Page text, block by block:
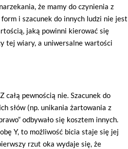
że mamy do czynienia z
i szacunek do innych ludzi nie jest
jaką powinni kierować się
tej wiary, a uniwersalne wartości
pewnością nie. Szacunek do
słów (np. unikania żartowania z
odbywało się kosztem innych.
Y, to możliwość bicia staje się jej
rzut oka wydaje się, że